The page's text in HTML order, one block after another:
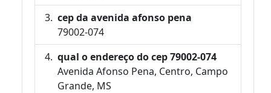
cep da avenida afonso pena
79002-074
qual o endereço do cep 79002-074
Avenida Afonso Pena, Centro, Campo
Grande, MS